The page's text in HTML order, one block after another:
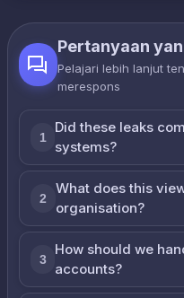
Pertanyaan
Pelajari lebih lanjut
merespons
1
Did these leaks
systems?
2
What does this
organisation?
3
How should we
accounts?